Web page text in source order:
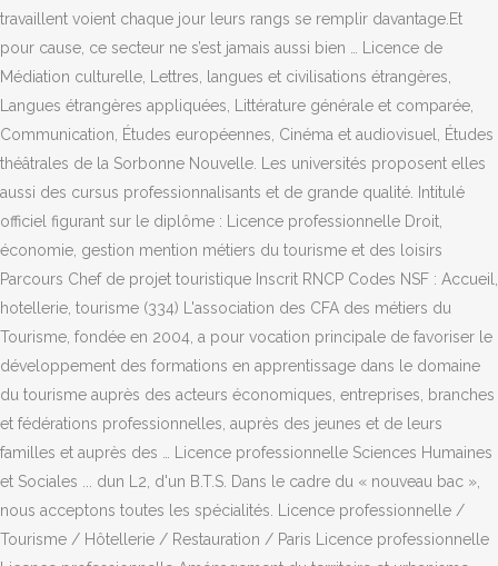
travaillent voient chaque jour leurs rangs se remplir davantage.Et
pour cause, ce secteur ne s’est jamais aussi bien … Licence de
Médiation culturelle, Lettres, langues et civilisations étrangères,
Langues étrangères appliquées, Littérature générale et comparée,
Communication, Études européennes, Cinéma et audiovisuel, Études
théâtrales de la Sorbonne Nouvelle. Les universités proposent elles
aussi des cursus professionnalisants et de grande qualité. Intitulé
officiel figurant sur le diplôme : Licence professionnelle Droit,
économie, gestion mention métiers du tourisme et des loisirs
Parcours Chef de projet touristique Inscrit RNCP Codes NSF : Accueil,
hotellerie, tourisme (334) L'association des CFA des métiers du
Tourisme, fondée en 2004, a pour vocation principale de favoriser le
développement des formations en apprentissage dans le domaine
du tourisme auprès des acteurs économiques, entreprises, branches
et fédérations professionnelles, auprès des jeunes et de leurs
familles et auprès des … Licence professionnelle Sciences Humaines
et Sociales ... dun L2, d'un B.T.S. Dans le cadre du « nouveau bac »,
nous acceptons toutes les spécialités. Licence professionnelle /
Tourisme / Hôtellerie / Restauration / Paris Licence professionnelle